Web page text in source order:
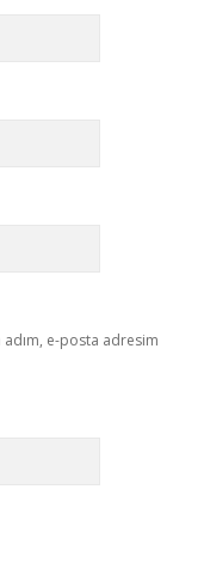
adım, e-posta adresim